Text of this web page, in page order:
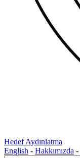
Hedef Aydınlatma
English - Hakkımızda -